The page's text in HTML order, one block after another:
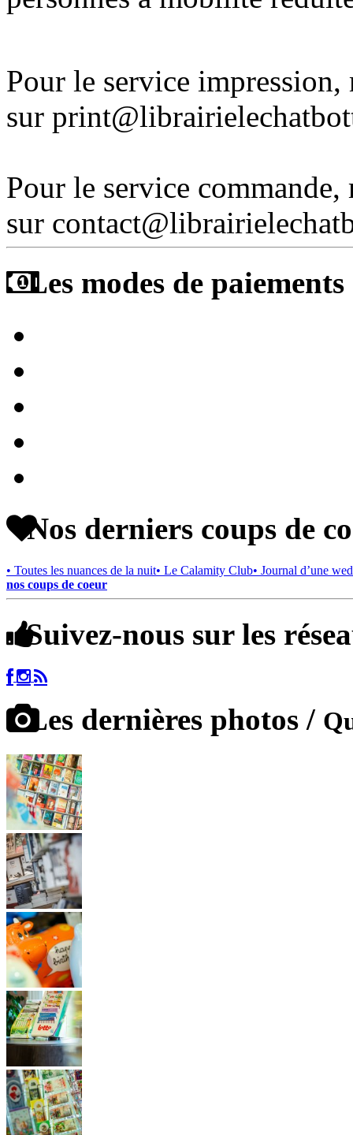
Pour le service
sur
Pour le service
sur
Les modes de
Nos derniers coups de
• Toutes les nuances de la nuit• Le Calamity Club• Journal d’une
nos coups de coeur
Suivez-nous sur les
Les dernières photos /